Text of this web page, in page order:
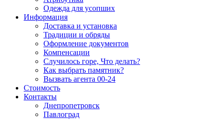
Одежда для усопших
Информация
Доставка и установка
Традиции и обряды
Оформление документов
Компенсации
Случилось горе, Что делать?
Как выбрать памятник?
Вызвать агента 00-24
Стоимость
Контакты
Днепропетровск
Павлоград